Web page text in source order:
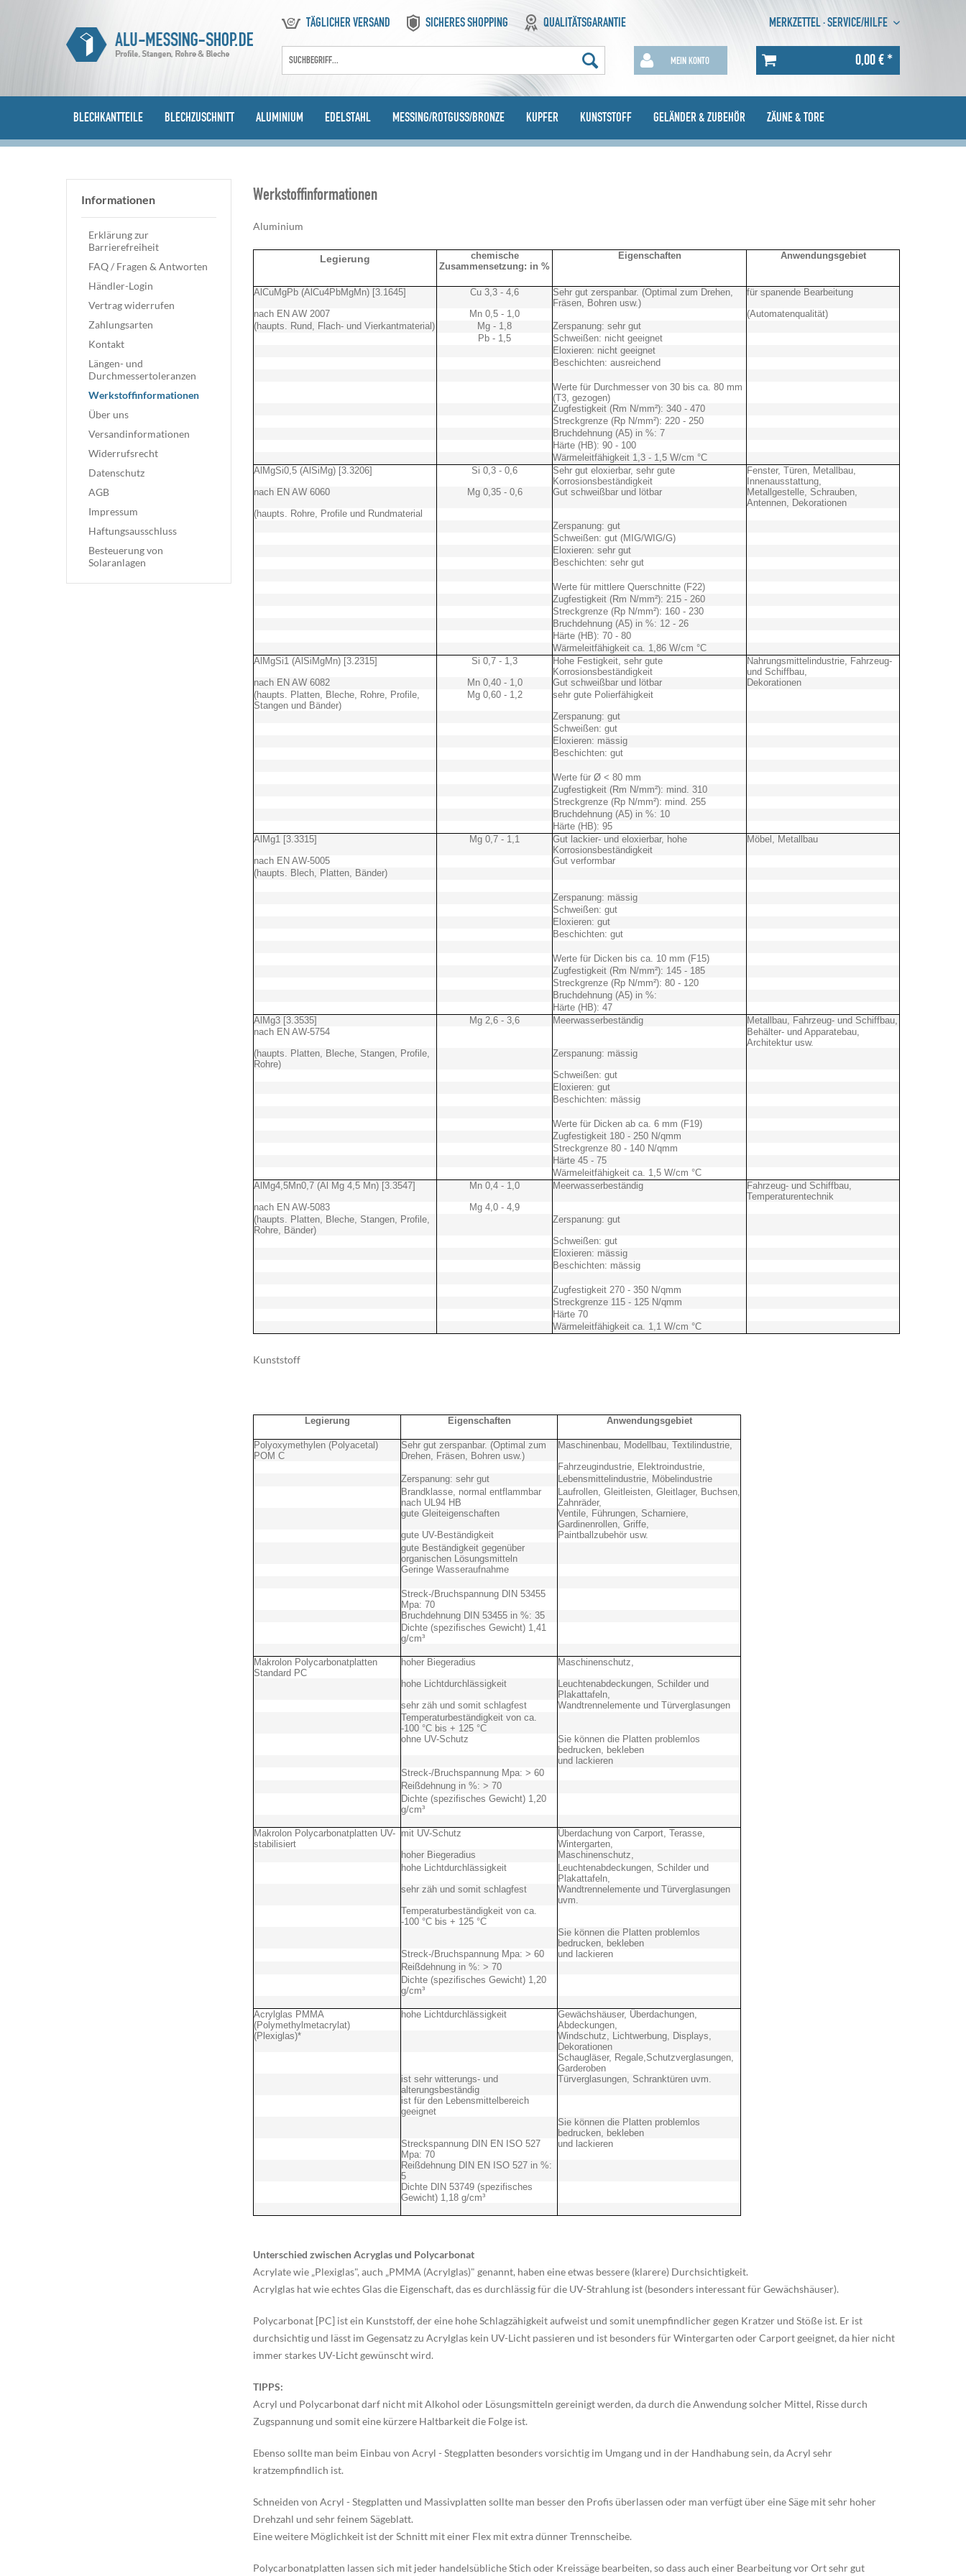
TÄGLICHER VERSAND SICHERES SHOPPING QUALITÄTSGARANTIE MERKZETTEL·SERVICE/HILFE
MEIN KONTO 0,00 € *
BLECHKANTTEILE BLECHZUSCHNITT ALUMINIUM EDELSTAHL MESSING/ROTGUSS/BRONZE KUPFER KUNSTSTOFF GELÄNDER & ZUBEHÖR ZÄUNE & TORE
Informationen
Erklärung zur
Barrierefreiheit
FAQ / Fragen & Antworten
Händler-Login
Vertrag widerrufen
Zahlungsarten
Kontakt
Längen- und
Durchmessertoleranzen
Werkstoffinformationen
Über uns
Versandinformationen
Widerrufsrecht
Datenschutz
AGB
Impressum
Haftungsausschluss
Besteuerung von
Solaranlagen
Werkstoffinformationen
Aluminium
Legierung
chemische
Zusammensetzung: in %
Eigenschaften Anwendungsgebiet
AlCuMgPb (AlCu4PbMgMn) [3.1645] Cu 3,3 - 4,6
Sehr gut zerspanbar. (Optimal zum Drehen,
Fräsen, Bohren usw.)
für spanende Bearbeitung
nach EN AW 2007
Mn 0,5 - 1,0
(Automatenqualität)
(haupts. Rund, Flach- und Vierkantmaterial)
Mg - 1,8
Zerspanung: sehr gut
Pb - 1,5
Schweißen: nicht geeignet
Eloxieren: nicht geeignet
Beschichten: ausreichend
Werte für Durchmesser von 30 bis ca. 80 mm
(T3, gezogen)
Zugfestigkeit (Rm N/mm²): 340 - 470
Streckgrenze (Rp N/mm²): 220 - 250
Bruchdehnung (A5) in %: 7
Härte (HB): 90 - 100
Wärmeleitfähigkeit 1,3 - 1,5 W/cm °C
AlMgSi0,5 (AlSiMg) [3.3206]
Si 0,3 - 0,6
Sehr gut eloxierbar, sehr gute
Korrosionsbeständigkeit
Fenster, Türen, Metallbau,
Innenausstattung,
nach EN AW 6060
Mg 0,35 - 0,6 Gut schweißbar und lötbar
Metallgestelle, Schrauben,
Antennen, Dekorationen
(haupts. Rohre, Profile und Rundmaterial
Zerspanung: gut
Schweißen: gut (MIG/WIG/G)
Eloxieren: sehr gut
Beschichten: sehr gut
Werte für mittlere Querschnitte (F22)
Zugfestigkeit (Rm N/mm²): 215 - 260
Streckgrenze (Rp N/mm²): 160 - 230
Bruchdehnung (A5) in %: 12 - 26
Härte (HB): 70 - 80
Wärmeleitfähigkeit ca. 1,86 W/cm °C
AlMgSi1 (AlSiMgMn) [3.2315]
Si 0,7 - 1,3
Hohe Festigkeit, sehr gute
Korrosionsbeständigkeit
Nahrungsmittelindustrie, Fahrzeug-
und Schiffbau,
nach EN AW 6082
Mn 0,40 - 1,0 Gut schweißbar und lötbar
Dekorationen
(haupts. Platten, Bleche, Rohre, Profile,
Stangen und Bänder)
Mg 0,60 - 1,2
sehr gute Polierfähigkeit
Zerspanung: gut
Schweißen: gut
Eloxieren: mässig
Beschichten: gut
Werte für Ø < 80 mm
Zugfestigkeit (Rm N/mm²): mind. 310
Streckgrenze (Rp N/mm²): mind. 255
Bruchdehnung (A5) in %: 10
Härte (HB): 95
AlMg1 [3.3315]
Mg 0,7 - 1,1
Gut lackier- und eloxierbar, hohe
Korrosionsbeständigkeit
Möbel, Metallbau
nach EN AW-5005
Gut verformbar
(haupts. Blech, Platten, Bänder)
Zerspanung: mässig
Schweißen: gut
Eloxieren: gut
Beschichten: gut
Werte für Dicken bis ca. 10 mm (F15)
Zugfestigkeit (Rm N/mm²): 145 - 185
Streckgrenze (Rp N/mm²): 80 - 120
Bruchdehnung (A5) in %:
Härte (HB): 47
AlMg3 [3.3535]
Mg 2,6 - 3,6 Meerwasserbeständig
Metallbau, Fahrzeug- und Schiffbau,
nach EN AW-5754
Behälter- und Apparatebau,
Architektur usw.
(haupts. Platten, Bleche, Stangen, Profile,
Rohre)
Zerspanung: mässig
Schweißen: gut
Eloxieren: gut
Beschichten: mässig
Werte für Dicken ab ca. 6 mm (F19)
Zugfestigkeit 180 - 250 N/qmm
Streckgrenze 80 - 140 N/qmm
Härte 45 - 75
Wärmeleitfähigkeit ca. 1,5 W/cm °C
AlMg4,5Mn0,7 (Al Mg 4,5 Mn) [3.3547]
Mn 0,4 - 1,0 Meerwasserbeständig
Fahrzeug- und Schiffbau,
Temperaturentechnik
nach EN AW-5083
Mg 4,0 - 4,9
(haupts. Platten, Bleche, Stangen, Profile,
Rohre, Bänder)
Zerspanung: gut
Schweißen: gut
Eloxieren: mässig
Beschichten: mässig
Zugfestigkeit 270 - 350 N/qmm
Streckgrenze 115 - 125 N/qmm
Härte 70
Wärmeleitfähigkeit ca. 1,1 W/cm °C
Kunststoff
Legierung Eigenschaften Anwendungsgebiet
Polyoxymethylen (Polyacetal)
POM C
Sehr gut zerspanbar. (Optimal zum
Drehen, Fräsen, Bohren usw.)
Maschinenbau, Modellbau, Textilindustrie,
Fahrzeugindustrie, Elektroindustrie,
Zerspanung: sehr gut
Lebensmittelindustrie, Möbelindustrie
Brandklasse, normal entflammbar
nach UL94 HB
Laufrollen, Gleitleisten, Gleitlager, Buchsen,
Zahnräder,
gute Gleiteigenschaften
Ventile, Führungen, Scharniere,
Gardinenrollen, Griffe,
gute UV-Beständigkeit
Paintballzubehör usw.
gute Beständigkeit gegenüber
organischen Lösungsmitteln
Geringe Wasseraufnahme
Streck-/Bruchspannung DIN 53455
Mpa: 70
Bruchdehnung DIN 53455 in %: 35
Dichte (spezifisches Gewicht) 1,41
g/cm³
Makrolon Polycarbonatplatten
Standard PC
hoher Biegeradius
Maschinenschutz,
hohe Lichtdurchlässigkeit
Leuchtenabdeckungen, Schilder und
Plakattafeln,
sehr zäh und somit schlagfest
Wandtrennelemente und Türverglasungen
Temperaturbeständigkeit von ca.
-100 °C bis + 125 °C
ohne UV-Schutz
Sie können die Platten problemlos
bedrucken, bekleben
und lackieren
Streck-/Bruchspannung Mpa: > 60
Reißdehnung in %: > 70
Dichte (spezifisches Gewicht) 1,20
g/cm³
Makrolon Polycarbonatplatten UV-
stabilisiert
mit UV-Schutz
Überdachung von Carport, Terasse,
Wintergarten,
hoher Biegeradius
Maschinenschutz,
hohe Lichtdurchlässigkeit
Leuchtenabdeckungen, Schilder und
Plakattafeln,
sehr zäh und somit schlagfest
Wandtrennelemente und Türverglasungen
uvm.
Temperaturbeständigkeit von ca.
-100 °C bis + 125 °C
Sie können die Platten problemlos
bedrucken, bekleben
Streck-/Bruchspannung Mpa: > 60
und lackieren
Reißdehnung in %: > 70
Dichte (spezifisches Gewicht) 1,20
g/cm³
Acrylglas PMMA
(Polymethylmetacrylat)
hohe Lichtdurchlässigkeit
Gewächshäuser, Überdachungen,
Abdeckungen,
(Plexiglas)*
Windschutz, Lichtwerbung, Displays,
Dekorationen
Schaugläser, Regale,Schutzverglasungen,
Garderoben
ist sehr witterungs- und
alterungsbeständig
Türverglasungen, Schranktüren uvm.
ist für den Lebensmittelbereich
geeignet
Sie können die Platten problemlos
bedrucken, bekleben
Streckspannung DIN EN ISO 527
Mpa: 70
und lackieren
Reißdehnung DIN EN ISO 527 in %:
5
Dichte DIN 53749 (spezifisches
Gewicht) 1,18 g/cm³
Unterschied zwischen Acryglas und Polycarbonat
Acrylate wie „Plexiglas", auch „PMMA (Acrylglas)" genannt, haben eine etwas bessere (klarere) Durchsichtigkeit.
Acrylglas hat wie echtes Glas die Eigenschaft, das es durchlässig für die UV-Strahlung ist (besonders interessant für Gewächshäuser).
Polycarbonat [PC] ist ein Kunststoff, der eine hohe Schlagzähigkeit aufweist und somit unempfindlicher gegen Kratzer und Stöße ist. Er ist
durchsichtig und lässt im Gegensatz zu Acrylglas kein UV-Licht passieren und ist besonders für Wintergarten oder Carport geeignet, da hier nicht
immer starkes UV-Licht gewünscht wird.
TIPPS:
Acryl und Polycarbonat darf nicht mit Alkohol oder Lösungsmitteln gereinigt werden, da durch die Anwendung solcher Mittel, Risse durch
Zugspannung und somit eine kürzere Haltbarkeit die Folge ist.
Ebenso sollte man beim Einbau von Acryl - Stegplatten besonders vorsichtig im Umgang und in der Handhabung sein, da Acryl sehr
kratzempfindlich ist.
Schneiden von Acryl - Stegplatten und Massivplatten sollte man besser den Profis überlassen oder man verfügt über eine Säge mit sehr hoher
Drehzahl und sehr feinem Sägeblatt.
Eine weitere Möglichkeit ist der Schnitt mit einer Flex mit extra dünner Trennscheibe.
Polycarbonatplatten lassen sich mit jeder handelsübliche Stich oder Kreissäge bearbeiten, so dass auch einer Bearbeitung vor Ort sehr gut